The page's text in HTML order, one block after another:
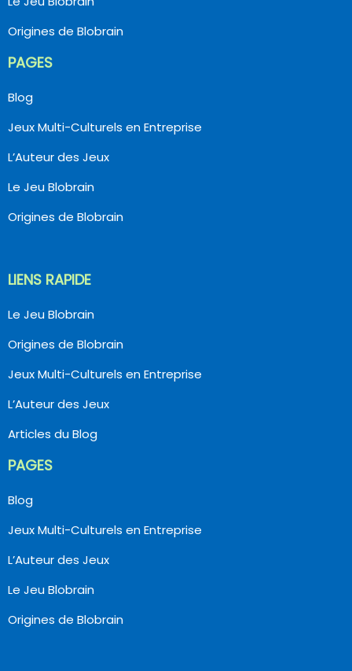
Origines de Blobrain
PAGES
Blog
Jeux Multi-Culturels en Entreprise
L’Auteur des Jeux
Le Jeu Blobrain
Origines de Blobrain
LIENS RAPIDE
Le Jeu Blobrain
Origines de Blobrain
Jeux Multi-Culturels en Entreprise
L’Auteur des Jeux
Articles du Blog
PAGES
Blog
Jeux Multi-Culturels en Entreprise
L’Auteur des Jeux
Le Jeu Blobrain
Origines de Blobrain